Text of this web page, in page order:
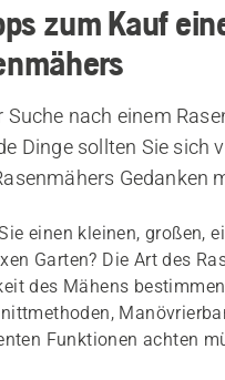
zum Kauf
Suche nach einem
Dinge sollten Sie sich
Gedanken
einen kleinen, großen,
Garten? Die Art des
des Mähens
Funktionen achten